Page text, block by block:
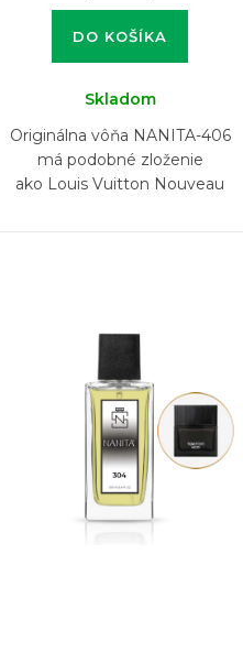
DO KOŠÍKA
Skladom
Originálna vôňa NANITA-406
má podobné zloženie
ako Louis Vuitton Nouveau